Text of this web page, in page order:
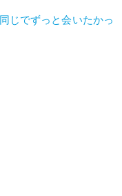
じでずっと会いたかっ